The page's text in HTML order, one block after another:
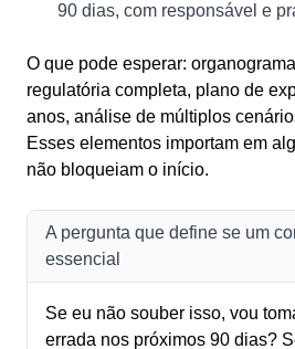
90 dias, com responsável e
O que pode esperar:
regulatória completa, plano de
anos, análise de múltiplos
Esses elementos importam em
não bloqueiam o início.
A pergunta que define se um
essencial
Se eu não souber isso, vou
errada nos próximos 90 dias?